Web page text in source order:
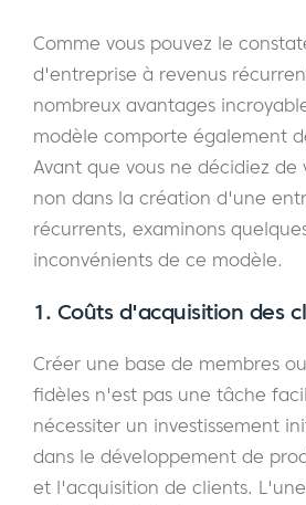
Comme vous pouvez le
d'entreprise à revenus
nombreux avantages
modèle comporte également
Avant que vous ne décidiez de
non dans la création d'une
récurrents, examinons
inconvénients de ce modèle.
1. Coûts d'acquisition des
Créer une base de membres
fidèles n'est pas une tâche
nécessiter un investissement
dans le développement de
et l'acquisition de clients.